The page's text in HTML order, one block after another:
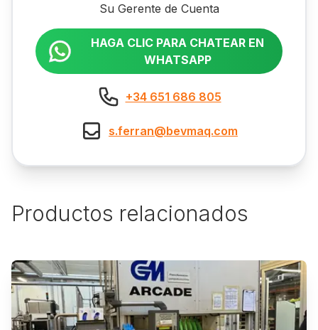
Su Gerente de Cuenta
HAGA CLIC PARA CHATEAR EN
WHATSAPP
+34 651 686 805
s.ferran@bevmaq.com
Productos relacionados